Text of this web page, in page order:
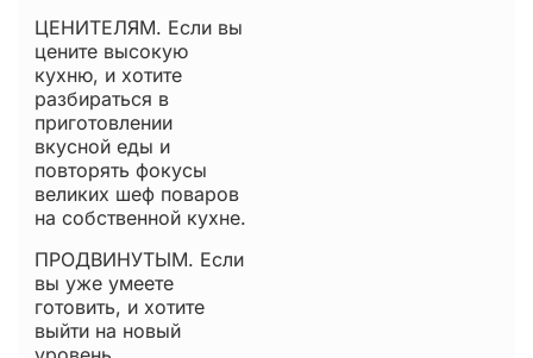
ЦЕНИТЕЛЯМ. Если вы
цените высокую
кухню, и хотите
разбираться в
приготовлении
вкусной еды и
повторять фокусы
великих шеф поваров
на собственной кухне.
ПРОДВИНУТЫМ. Если
вы уже умеете
готовить, и хотите
выйти на новый